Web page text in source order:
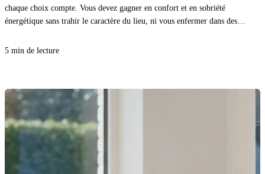
chaque choix compte. Vous devez gagner en confort et en sobriété
énergétique sans trahir le caractère du lieu, ni vous enfermer dans des
avancez vite, proprement, et vous sécurisez le résultat.
5 min de lecture